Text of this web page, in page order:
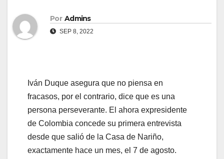
Por Admins
SEP 8, 2022
Iván Duque asegura que no piensa en
fracasos, por el contrario, dice que es una
persona perseverante. El ahora expresidente
de Colombia concede su primera entrevista
desde que salió de la Casa de Nariño,
exactamente hace un mes, el 7 de agosto.